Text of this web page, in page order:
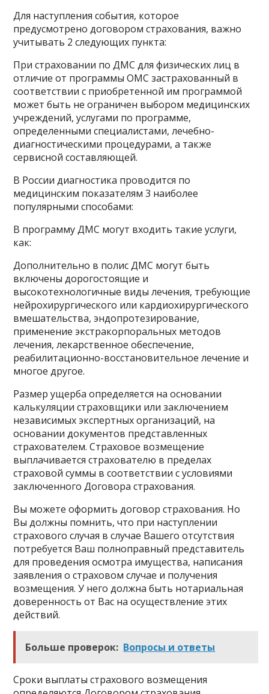
Для наступления события, которое
предусмотрено договором страхования, важно
учитывать 2 следующих пункта:
При страховании по ДМС для физических лиц в
отличие от программы ОМС застрахованный в
соответствии с приобретенной им программой
может быть не ограничен выбором медицинских
учреждений, услугами по программе,
определенными специалистами, лечебно-
диагностическими процедурами, а также
сервисной составляющей.
В России диагностика проводится по
медицинским показателям 3 наиболее
популярными способами:
В программу ДМС могут входить такие услуги,
как:
Дополнительно в полис ДМС могут быть
включены дорогостоящие и
высокотехнологичные виды лечения, требующие
нейрохирургического или кардиохирургического
вмешательства, эндопротезирование,
применение экстракорпоральных методов
лечения, лекарственное обеспечение,
реабилитационно-восстановительное лечение и
многое другое.
Размер ущерба определяется на основании
калькуляции страховщики или заключением
независимых экспертных организаций, на
основании документов представленных
страхователем. Страховое возмещение
выплачивается страхователю в пределах
страховой суммы в соответствии с условиями
заключенного Договора страхования.
Вы можете оформить договор страхования. Но
Вы должны помнить, что при наступлении
страхового случая в случае Вашего отсутствия
потребуется Ваш полноправный представитель
для проведения осмотра имущества, написания
заявления о страховом случае и получения
возмещения. У него должна быть нотариальная
доверенность от Вас на осуществление этих
действий.
Больше проверок: Вопросы и ответы
Сроки выплаты страхового возмещения